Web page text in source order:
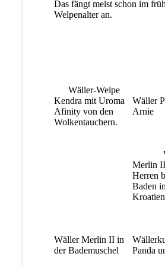
Das fängt meist schon im
Welpenalter an.
Wäller-Welpe
Kendra mit Uroma
Afinity von den
Wolkentauchern.
Wäller
Arnie
Merlin
Herren
Baden
Wäller Merlin II in
der Bademuschel
Panda